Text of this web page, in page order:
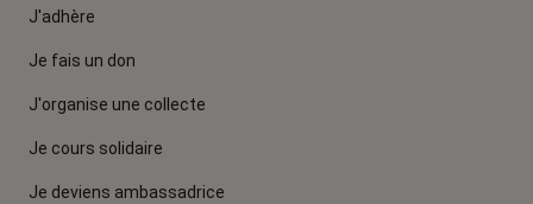
J'adhère
Je fais un don
J'organise une collecte
Je cours solidaire
Je deviens ambassadrice